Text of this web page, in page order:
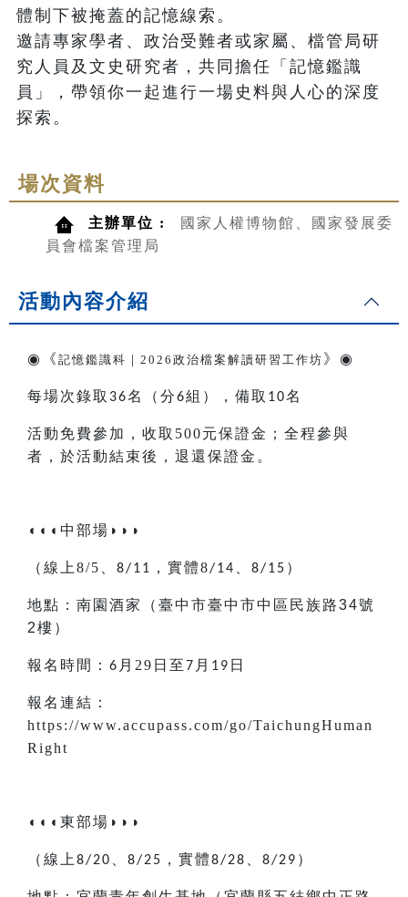
體制下被掩蓋的記憶線索。
邀請專家學者、政治受難者或家屬、檔管局研
究人員及文史研究者，共同擔任「記憶鑑識
員」，帶領你一起進行一場史料與人心的深度
探索。
場次資料
主辦單位 :
國家人權博物館、國家發展委
員會檔案管理局
活動內容介紹
◉ 《 記憶鑑識科｜2026政治檔案解讀研習工作坊 》 ◉
每場次錄取 36名 （ 分6組 ） ，備取 10名
活動免費參加，收取500元保證金；全程參與
者，於活動結束後，退還保證金。
◖◖◖ 中部場 ◗◗◗
（線上8/5 8/11 ，實體8/14、8/15 ）
地點： 南園酒家 （臺中市臺中市中區民族路34號
2樓 ）
報名時間： 6 月29 日至 7 月 19 日
報名連結：
https://www.accupass.com/go/TaichungHuman
Right
◖◖◖ 東部場 ◗◗◗
（線上 8/20、8/25 ，實體8/28 8/29 ）